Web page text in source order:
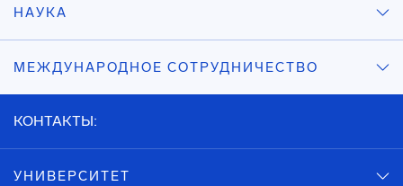
НАУКА
МЕЖДУНАРОДНОЕ СОТРУДНИЧЕСТВО
КОНТАКТЫ:
УНИВЕРСИТЕТ